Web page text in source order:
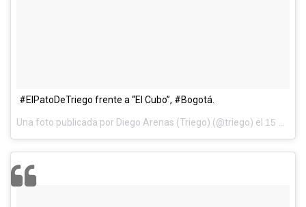
#ElPatoDeTriego frente a “El Cubo”, #Bogotá.
Una foto publicada por Diego Arenas (Triego) (@triego) el 15 de Abr de 2016 a la(s) 5:34 PDT